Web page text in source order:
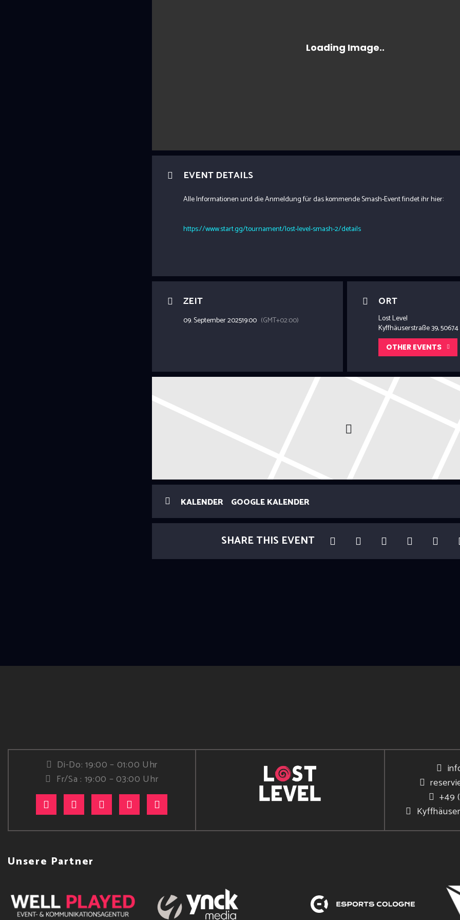
EVENT DETAILS
Alle Informationen und die Anmeldung für das kommende Smash-Event findet ihr hier:
https://www.start.gg/tournament/lost-level-smash-2/details
ZEIT
09. September 202519:00 (GMT+02:00)
ORT
Lost Level
Kyffhäuserstraße 39,
OTHER EVENTS
KALENDER GOOGLE KALENDER
SHARE THIS EVENT
Di-Do: 19:00 – 01:00 Uhr
Fr/Sa : 19:00 – 03:00 Uhr
+49
Unsere Partner